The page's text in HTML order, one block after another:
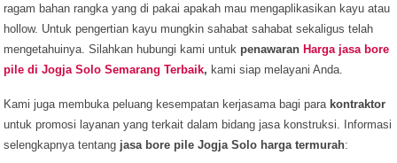
ragam bahan rangka yang di pakai apakah mau mengaplikasikan kayu atau
hollow. Untuk pengertian kayu mungkin sahabat sahabat sekaligus telah
mengetahuinya.Silahkan hubungi kami untuk penawaranHarga jasa bore
pile di Jogja Solo Semarang Terbaik, kami siap melayani Anda.
Kami juga membuka peluang kesempatan kerjasama bagi para kontraktor
untuk promosi layanan yang terkait dalam bidang jasa konstruksi. Informasi
selengkapnya tentang jasa bore pile Jogja Solo harga termurah: